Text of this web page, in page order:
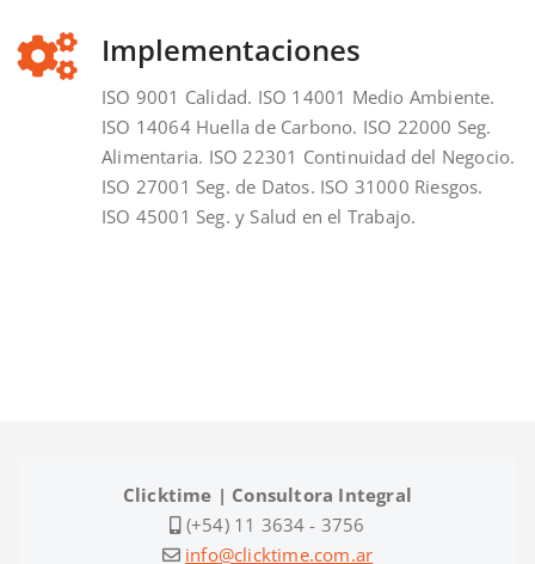
Implementaciones
ISO 9001 Calidad. ISO 14001 Medio Ambiente.
ISO 14064 Huella de Carbono. ISO 22000 Seg.
Alimentaria. ISO 22301 Continuidad del Negocio.
ISO 27001 Seg. de Datos. ISO 31000 Riesgos.
ISO 45001 Seg. y Salud en el Trabajo.
Clicktime | Consultora Integral
(+54) 11 3634 - 3756
info@clicktime.com.ar